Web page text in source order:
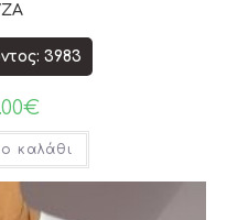
3983
€
καλάθι